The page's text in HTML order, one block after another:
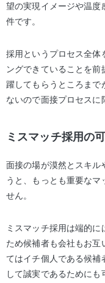
望の実現イメージや温度
件です。
採用というプロセス全体
ングできていることを
躍してもらうところまで
ないので面接プロセスに
ミスマッチ採用の
面接の場が漠然とスキル
うと、もっとも重要なマ
せん。
ミスマッチ採用は端的
ため候補者も会社もお互
てはイチ個人である候補
して誠実であるためにも